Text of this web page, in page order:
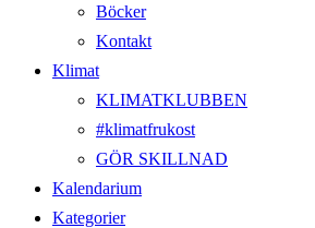
Böcker
Kontakt
Klimat
KLIMATKLUBBEN
#klimatfrukost
GÖR SKILLNAD
Kalendarium
Kategorier